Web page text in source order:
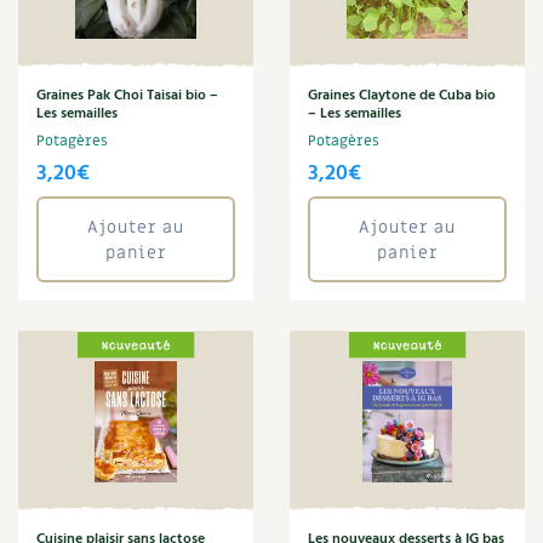
Carnets de saison
Compléments
Dossier
Actualités
Vidéos et podcasts
Secrets d’abonné
Tous au jardin ! avec Pascal
La vie secrète du jardin
Graines Pak Choi Taisai bio –
Les semailles
Potagères
3,20€
Ajouter au
panier
Graines Claytone de Cuba bio
– Les semailles
Potagères
3,20€
Ajouter au
panier